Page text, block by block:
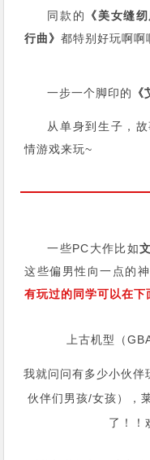
同款的
《美女缝
行曲》都特别好玩啊啊
一步一个脚印的
从单身到生子，
情游戏来玩~
一些PC大作比如
这些偏男性向一点的
有玩过的同学可以在下
上古机型（
我就问问有多少小伙伴
伙伴们男孩/女孩），
了！！